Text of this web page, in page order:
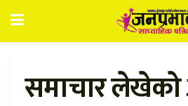
समाचार